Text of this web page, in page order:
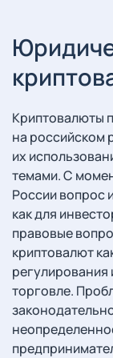
Криптовалюты
на российском
их
темами. С
России вопрос
как для
правовые
криптовалют
регулирования
торговле.